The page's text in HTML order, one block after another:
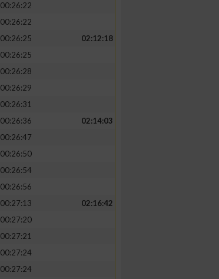
00:26:22
00:26:22
00:26:25
02:12:18
00:26:25
00:26:28
00:26:29
00:26:31
00:26:36
02:14:03
00:26:47
00:26:50
00:26:54
00:26:56
00:27:13
02:16:42
00:27:20
00:27:21
00:27:24
00:27:24